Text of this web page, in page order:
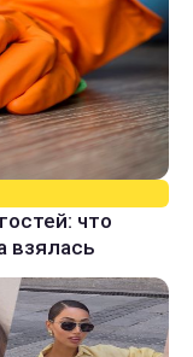
что
взялась